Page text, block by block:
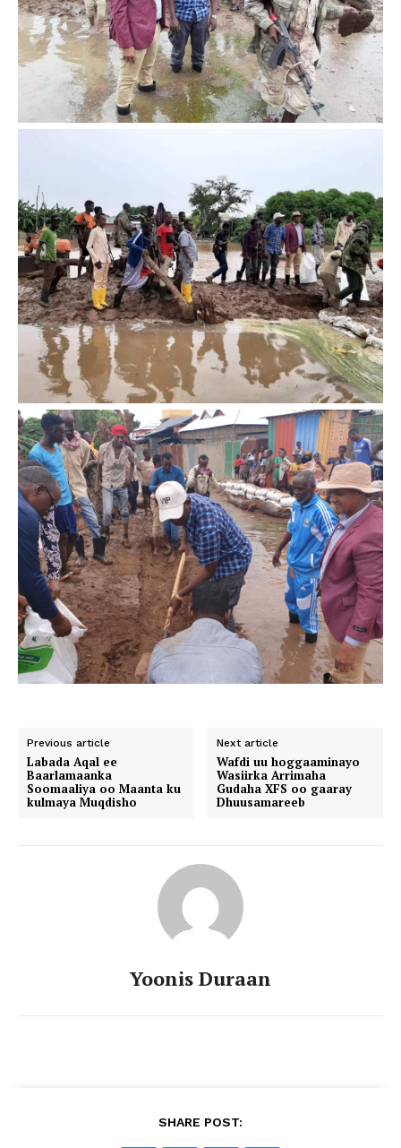
Previous article
Labada Aqal ee
Baarlamaanka
Soomaaliya oo Maanta ku
kulmaya Muqdisho
Next article
Wafdi uu hoggaaminayo
Wasiirka Arrimaha
Gudaha XFS oo gaaray
Dhuusamareeb
Yoonis Duraan
SHARE POST: